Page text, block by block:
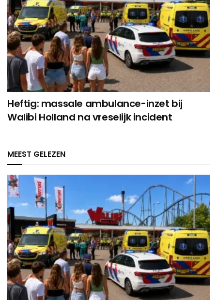
Heftig: massale ambulance-inzet bij
Walibi Holland na vreselijk incident
MEEST GELEZEN